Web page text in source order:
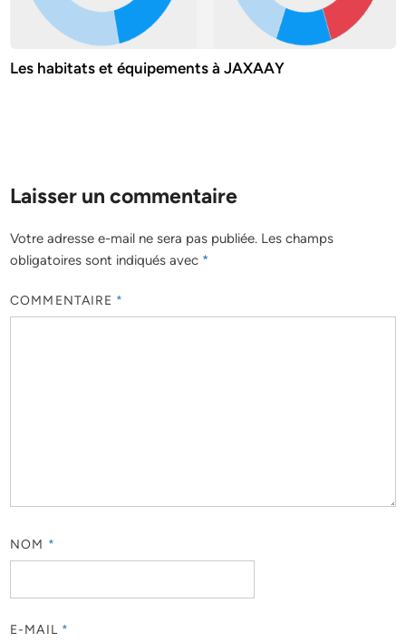
Les habitats et équipements à JAXAAY
Laisser un commentaire
Votre adresse e-mail ne sera pas publiée. Les champs
obligatoires sont indiqués avec *
COMMENTAIRE *
NOM *
E-MAIL *